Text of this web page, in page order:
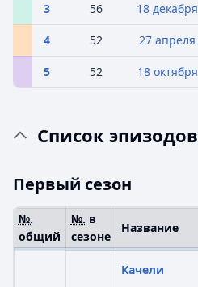
3 56 18 декабря
4 52 27 апреля
5 52 18 октября
Список эпизодов
Первый сезон
№.
общий
№. в
сезоне
Название
Качели